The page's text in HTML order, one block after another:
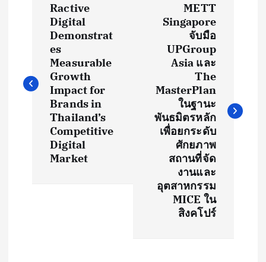
t
Ractive
Digital
Demonstrat
es
Measurable
Growth
Impact for
Brands in
Thailand’s
Competitive
Digital
Market
METT
Singapore
จับมือ
UPGroup
Asia และ
The
MasterPlan
ในฐานะ
พันธมิตรหลัก
เพื่อยกระดับ
ศักยภาพ
สถานที่จัด
งานและ
อุตสาหกรรม
MICE ใน
สิงคโปร์